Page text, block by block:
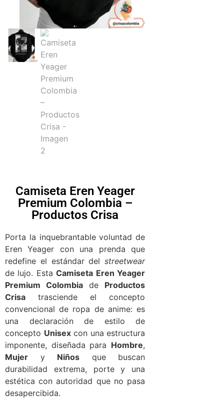
Camiseta Eren Yeager
Premium Colombia –
Productos Crisa
Porta la inquebrantable voluntad de
Eren Yeager con una prenda que
redefine el estándar del streetwear
de lujo. EstaCamiseta Eren Yeager
Premium Colombia de Productos
Crisa trasciende el concepto
convencional de ropa de anime: es
una declaración de estilo de
concepto Unisexcon una estructura
imponente, diseñada para Hombre,
Mujer y Niños que buscan
durabilidad extrema, porte y una
estética con autoridad que no pasa
desapercibida.